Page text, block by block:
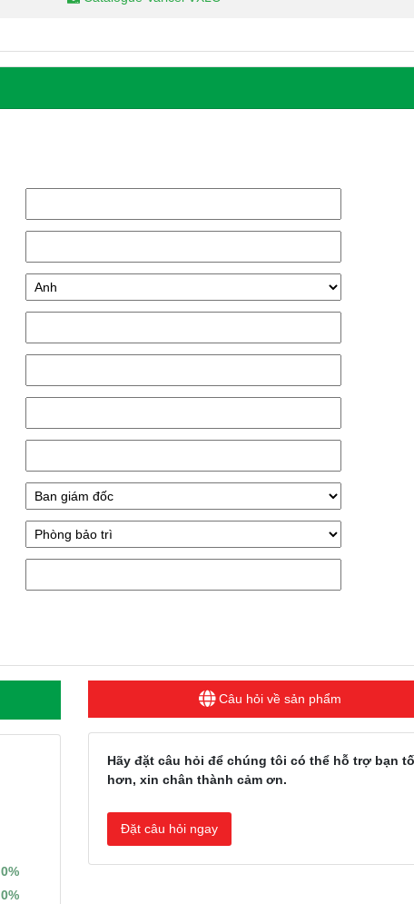
0%
0%
Câu hỏi về sản phẩm
Hãy đặt câu hỏi để chúng tôi có thể hỗ trợ bạn
hơn, xin chân thành cảm ơn.
Đặt câu hỏi ngay